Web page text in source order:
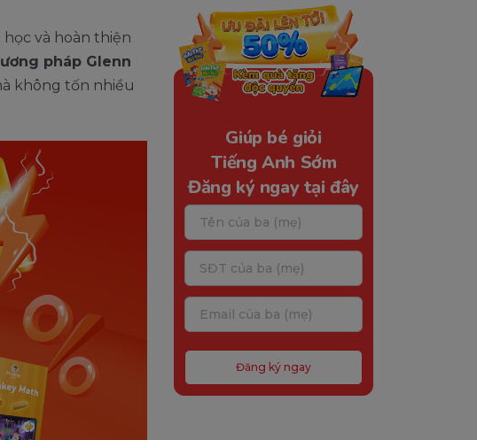
và hoàn thiện
pháp Glenn
không tốn nhiều
Giúp bé giỏi
Tiếng Anh Sớm
Đăng ký ngay tại đây
Đăng ký ngay